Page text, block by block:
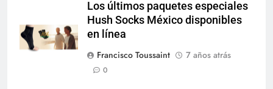
Los últimos paquetes especiales
Hush Socks México disponibles
en línea
Francisco Toussaint
7 años atrás
0